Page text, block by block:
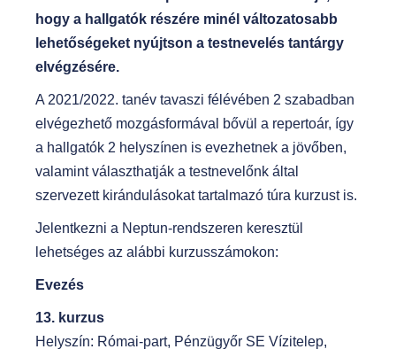
hogy a hallgatók részére minél változatosabb
lehetőségeket nyújtson a testnevelés tantárgy
elvégzésére.
A 2021/2022. tanév tavaszi félévében 2 szabadban
elvégezhető mozgásformával bővül a repertoár, így
a hallgatók 2 helyszínen is evezhetnek a jövőben,
valamint választhatják a testnevelőnk által
szervezett kirándulásokat tartalmazó túra kurzust is.
Jelentkezni a Neptun-rendszeren keresztül
lehetséges az alábbi kurzusszámokon:
Evezés
13. kurzus
Helyszín: Római-part, Pénzügyőr SE Vízitelep,